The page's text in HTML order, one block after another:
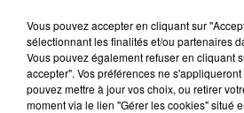
Écouter le podcast
Vous pouvez accepter en cliquant sur
sélectionnant les finalités et/ou partenaires
Vous pouvez également refuser en cliquant
accepter". Vos préférences ne
pouvez mettre à jour vos choix, ou retirer
moment via le lien "Gérer les cookies" situé